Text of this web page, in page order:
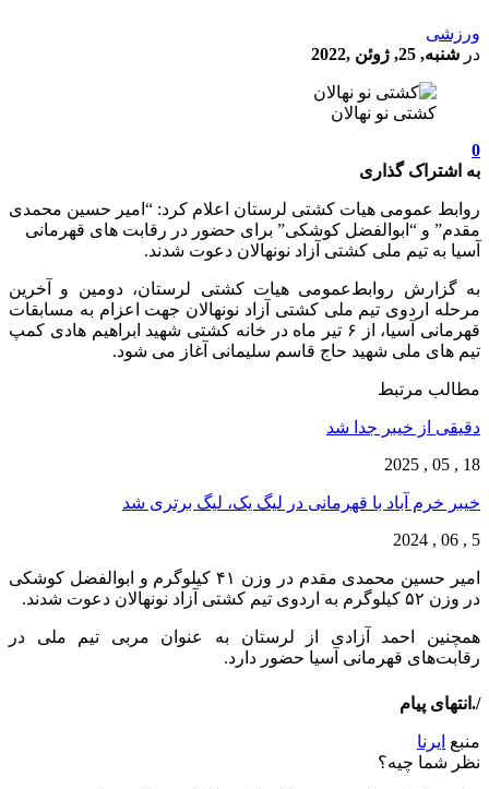
ورزشی
در شنبه, 25, ژوئن ,2022
کشتی نو نهالان
0
به اشتراک گذاری
روابط عمومی هیات کشتی لرستان اعلام کرد: “امیر حسین محمدی
مقدم” و “ابوالفضل کوشکی” برای حضور در رقابت های قهرمانی
آسیا به تیم ملی کشتی آزاد نونهالان دعوت شدند.
به گزارش روابط‌عمومی هیات کشتی لرستان، دومین و آخرین
مرحله اردوی تیم ملی کشتی آزاد نونهالان جهت اعزام به مسابقات
قهرمانی آسیا، از ۶ تیر ماه در خانه کشتی شهید ابراهیم هادی کمپ
تیم های ملی شهید حاج قاسم سلیمانی آغاز می شود.
مطالب مرتبط
دقیقی از خیبر جدا شد
18 , 05 , 2025
خیبر خرم آباد با قهرمانی در لیگ یک، لیگ برتری شد
5 , 06 , 2024
امیر حسین محمدی مقدم در وزن ۴۱ کیلوگرم و ابوالفضل کوشکی
در وزن ۵۲ کیلوگرم به اردوی تیم کشتی آزاد نونهالان دعوت شدند.
همچنین احمد آزادی از لرستان به عنوان مربی تیم ملی در
رقابت‌های قهرمانی آسیا حضور دارد.
/.انتهای پیام
منبع ایرنا
نظر شما چیه؟